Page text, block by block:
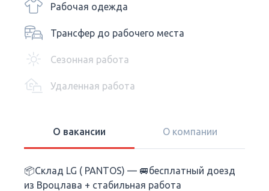
Рабочая одежда
Трансфер до рабочего места
Сезонная работа
Удаленная работа
О вакансии О компании
📦Склад LG ( PANTOS) — 🚐бесплатный доезд
из Вроцлава + стабильная работа